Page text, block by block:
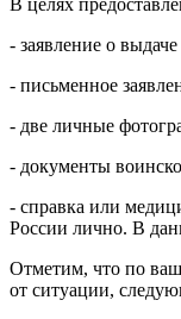
В целях
- заявление о
- письменное
- две личные
- документы
- справка или
России лично. В
Отметим, что по
от ситуации,